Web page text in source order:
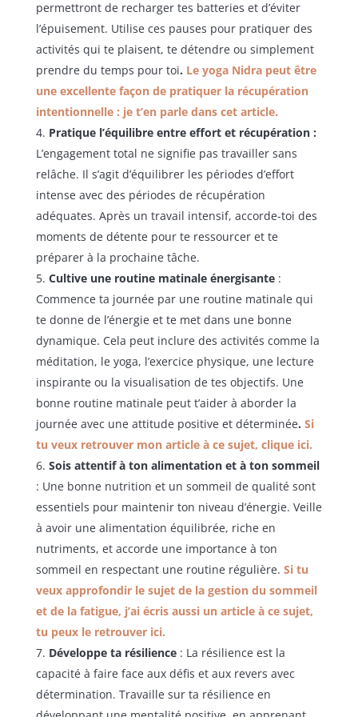
permettront de recharger tes batteries et d’éviter
l’épuisement. Utilise ces pauses pour pratiquer des
activités qui te plaisent, te détendre ou simplement
prendre du temps pour toi. Le yoga Nidra peut être
une excellente façon de pratiquer la récupération
intentionnelle : je t’en parle dans cet article.
Pratique l’équilibre entre effort et récupération :
L’engagement total ne signifie pas travailler sans
relâche. Il s’agit d’équilibrer les périodes d’effort
intense avec des périodes de récupération
adéquates. Après un travail intensif, accorde-toi des
moments de détente pour te ressourcer et te
préparer à la prochaine tâche.
Cultive une routine matinale énergisante :
Commence ta journée par une routine matinale qui
te donne de l’énergie et te met dans une bonne
dynamique. Cela peut inclure des activités comme la
méditation, le yoga, l’exercice physique, une lecture
inspirante ou la visualisation de tes objectifs. Une
bonne routine matinale peut t’aider à aborder la
journée avec une attitude positive et déterminée. Si
tu veux retrouver mon article à ce sujet, clique ici.
Sois attentif à ton alimentation et à ton sommeil
: Une bonne nutrition et un sommeil de qualité sont
essentiels pour maintenir ton niveau d’énergie. Veille
à avoir une alimentation équilibrée, riche en
nutriments, et accorde une importance à ton
sommeil en respectant une routine régulière. Si tu
veux approfondir le sujet de la gestion du sommeil
et de la fatigue, j’ai écris aussi un article à ce sujet,
tu peux le retrouver ici.
Développe ta résilience : La résilience est la
capacité à faire face aux défis et aux revers avec
détermination. Travaille sur ta résilience en